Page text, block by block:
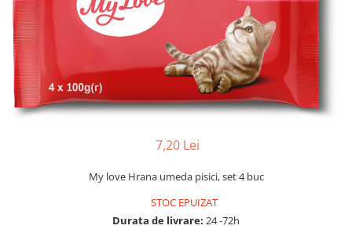
7,20 Lei
My love Hrana umeda pisici, set 4 buc
STOC EPUIZAT
Durata de livrare: 24 -72h